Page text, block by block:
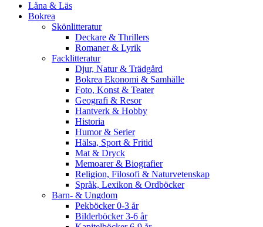
Låna & Läs
Bokrea
Skönlitteratur
Deckare & Thrillers
Romaner & Lyrik
Facklitteratur
Djur, Natur & Trädgård
Bokrea Ekonomi & Samhälle
Foto, Konst & Teater
Geografi & Resor
Hantverk & Hobby
Historia
Humor & Serier
Hälsa, Sport & Fritid
Mat & Dryck
Memoarer & Biografier
Religion, Filosofi & Naturvetenskap
Språk, Lexikon & Ordböcker
Barn- & Ungdom
Pekböcker 0-3 år
Bilderböcker 3-6 år